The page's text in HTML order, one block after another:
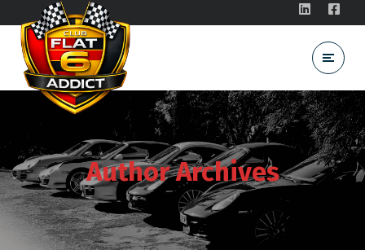
Author Archives